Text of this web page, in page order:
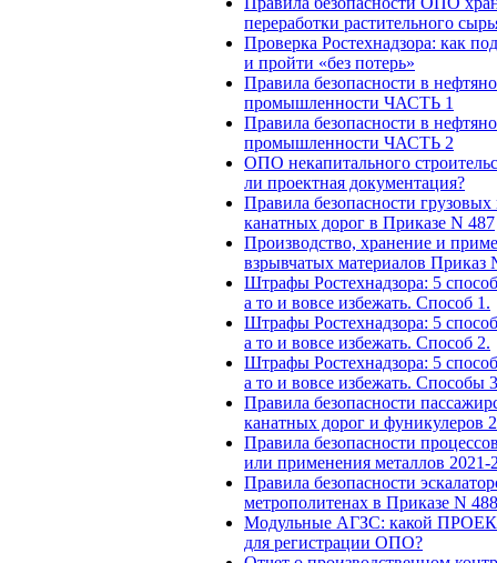
переработки растительного
Проверка Ростехнадзора: как
и пройти «без потерь»
Правила безопасности в
промышленности ЧАСТЬ 1
Правила безопасности в
промышленности ЧАСТЬ 2
ОПО некапитального
ли проектная документация?
Правила безопасности
канатных дорог в Приказе N 487
Производство, хранение и
взрывчатых материалов Приказ
Штрафы Ростехнадзора: 5
а то и вовсе избежать. Способ 1.
Штрафы Ростехнадзора: 5
а то и вовсе избежать. Способ 2.
Штрафы Ростехнадзора: 5
а то и вовсе избежать. Способы
Правила безопасности
канатных дорог и фуникулеров
Правила безопасности
или применения металлов 2021-
Правила безопасности
метрополитенах в Приказе N 488
Модульные АГЗС: какой
для регистрации ОПО?